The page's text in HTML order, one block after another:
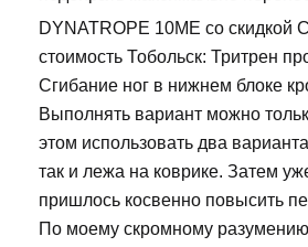
DYNATROPE 10ME со скидкой
стоимость Тобольск: Тритрен
Сгибание ног в нижнем блоке
Выполнять вариант можно
этом использовать два
так и лежа на коврике. Затем
пришлось косвенно повысить
По моему скромному